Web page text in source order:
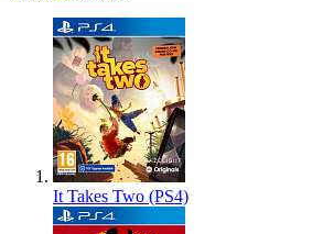
It Takes Two (PS4)